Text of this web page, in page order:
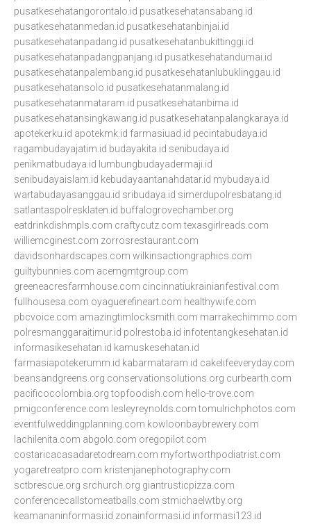
pusatkesehatangorontalo.id pusatkesehatansabang.id
pusatkesehatanmedan.id pusatkesehatanbinjai.id
pusatkesehatanpadang.id pusatkesehatanbukittinggi.id
pusatkesehatanpadangpanjang.id pusatkesehatandumai.id
pusatkesehatanpalembang.id pusatkesehatanlubuklinggau.id
pusatkesehatansolo.id pusatkesehatanmalang.id
pusatkesehatanmataram.id pusatkesehatanbima.id
pusatkesehatansingkawang.id pusatkesehatanpalangkaraya.id
apotekerku.id apotekmk.id farmasiuad.id pecintabudaya.id
ragambudayajatim.id budayakita.id senibudaya.id
penikmatbudaya.id lumbungbudayadermaji.id
senibudayaislam.id kebudayaantanahdatar.id mybudaya.id
wartabudayasanggau.id sribudaya.id simerdupolresbatang.id
satlantaspolresklaten.id buffalogrovechamber.org
eatdrinkdishmpls.com craftycutz.com texasgirlreads.com
williemcginest.com zorrosrestaurant.com
davidsonhardscapes.com wilkinsactiongraphics.com
guiltybunnies.com acemgmtgroup.com
greeneacresfarmhouse.com cincinnatiukrainianfestival.com
fullhousesa.com oyaguerefineart.com healthywife.com
pbcvoice.com amazingtimlocksmith.com marrakechimmo.com
polresmanggaraitimur.id polrestoba.id infotentangkesehatan.id
informasikesehatan.id kamuskesehatan.id
farmasiapotekerumm.id kabarmataram.id cakelifeeveryday.com
beansandgreens.org conservationsolutions.org curbearth.com
pacificocolombia.org topfoodish.com hello-trove.com
pmigconference.com lesleyreynolds.com tomulrichphotos.com
eventfulweddingplanning.com kowloonbaybrewery.com
lachilenita.com abgolo.com oregopilot.com
costaricacasadaretodream.com myfortworthpodiatrist.com
yogaretreatpro.com kristenjanephotography.com
sctbrescue.org srchurch.org giantrusticpizza.com
conferencecallstomeatballs.com stmichaelwtby.org
keamananinformasi.id zonainformasi.id informasi123.id